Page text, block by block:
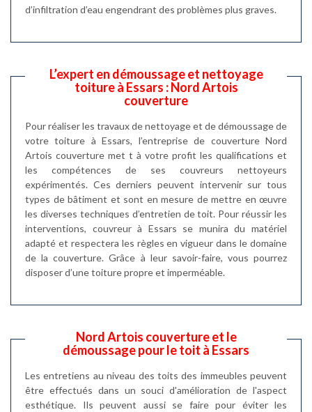
d’infiltration d’eau engendrant des problèmes plus graves.
L’expert en démoussage et nettoyage
toiture à Essars : Nord Artois
couverture
Pour réaliser les travaux de nettoyage et de démoussage de
votre toiture à Essars, l’entreprise de couverture Nord
Artois couverture met t à votre profit les qualifications et
les compétences de ses couvreurs nettoyeurs
expérimentés. Ces derniers peuvent intervenir sur tous
types de bâtiment et sont en mesure de mettre en œuvre
les diverses techniques d’entretien de toit. Pour réussir les
interventions, couvreur à Essars se munira du matériel
adapté et respectera les règles en vigueur dans le domaine
de la couverture. Grâce à leur savoir-faire, vous pourrez
disposer d’une toiture propre et imperméable.
Nord Artois couverture et le
démoussage pour le toit à Essars
Les entretiens au niveau des toits des immeubles peuvent
être effectués dans un souci d'amélioration de l'aspect
esthétique. Ils peuvent aussi se faire pour éviter les